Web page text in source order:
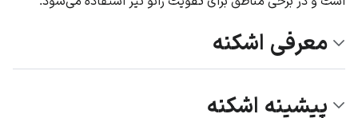
معرفی اشکنه
پیشینه اشکنه